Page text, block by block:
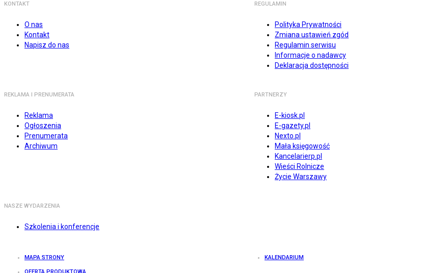
KONTAKT
O nas
Kontakt
Napisz do nas
REGULAMIN
Polityka Prywatności
Zmiana ustawień zgód
Regulamin serwisu
Informacje o nadawcy
Deklaracja dostępności
REKLAMA I PRENUMERATA
Reklama
Ogłoszenia
Prenumerata
Archiwum
PARTNERZY
E-kiosk.pl
E-gazety.pl
Nexto.pl
Mała księgowość
Kancelarierp.pl
Wieści Rolnicze
Życie Warszawy
NASZE WYDARZENIA
Szkolenia i konferencje
MAPA STRONY KALENDARIUM